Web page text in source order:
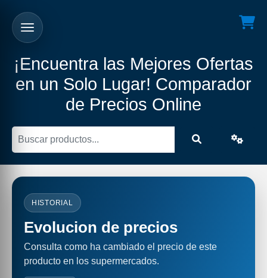
¡Encuentra las Mejores Ofertas
en un Solo Lugar! Comparador
de Precios Online
HISTORIAL
Evolucion de precios
Consulta como ha cambiado el precio de este
producto en los supermercados.